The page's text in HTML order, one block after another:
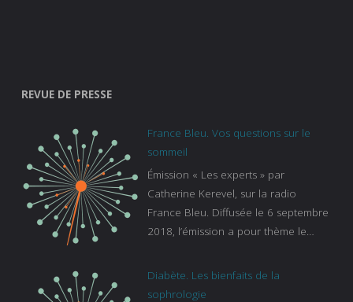
REVUE DE PRESSE
France Bleu. Vos questions sur le
sommeil
Émission « Les experts » par
Catherine Kerevel, sur la radio
France Bleu. Diffusée le 6 septembre
2018, l’émission a pour thème le
bleu :
https://www.francebleu.fr/emissions/l
Diabète. Les bienfaits de la
sophrologie